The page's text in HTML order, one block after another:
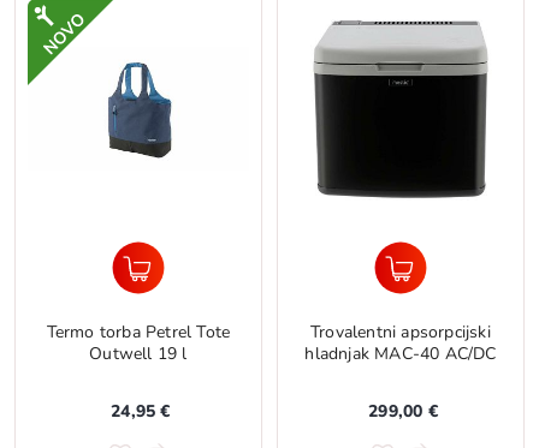
Termo torba Petrel Tote
Outwell 19 l
24,95 €
Trovalentni apsorpcijski
hladnjak MAC-40 AC/DC
299,00 €